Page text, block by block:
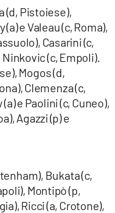
(d, Pistoiese),
e Valeau (c, Roma),
Casarini (c,
Ninkovic (c, Empoli).
Mogos (d,
Clemenza (c,
e Paolini (c, Cuneo),
Agazzi (p) e
Bukata (c,
Montipò (p,
Ricci (a, Crotone),